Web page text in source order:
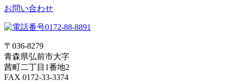
お問い合わせ
〒036-8279
青森県弘前市大字
茜町二丁目1番地2
FAX 0172-33-3374